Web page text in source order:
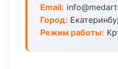
Email:
Город:
Режим работы: